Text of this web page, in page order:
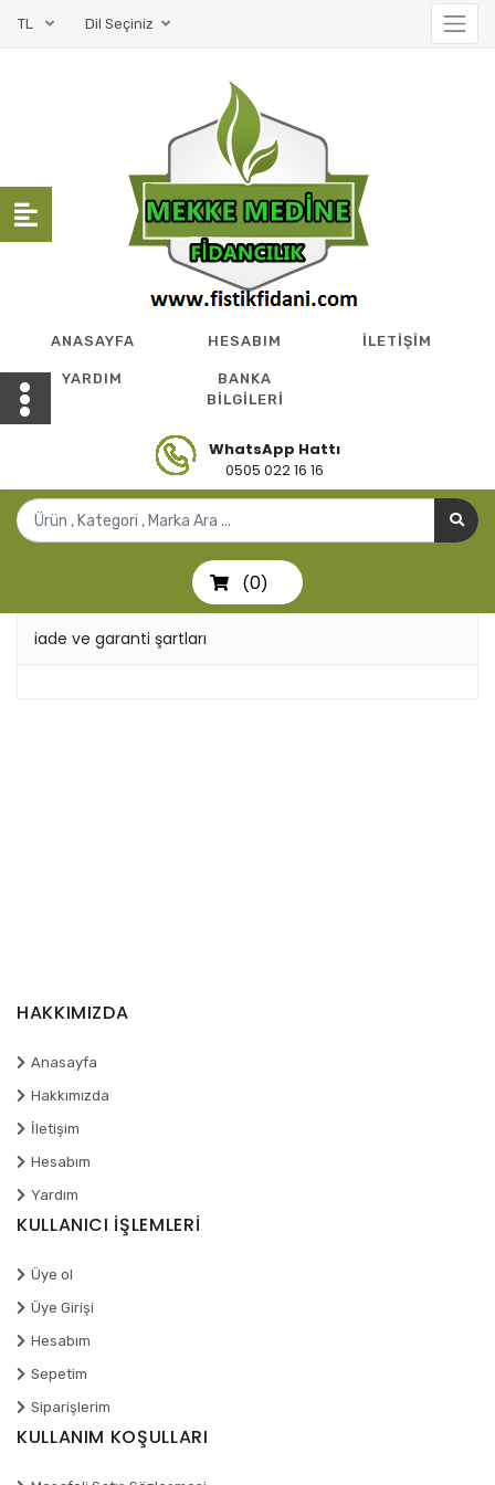
TL Dil Seçiniz
ANASAYFA HESABIM İLETİŞİM
YARDIM
BANKA
BİLGİLERİ
WhatsApp Hattı
0505 022 16 16
(0)
iade ve garanti şartları
HAKKIMIZDA
Anasayfa
Hakkımızda
İletişim
Hesabım
Yardım
KULLANICI İŞLEMLERİ
Üye ol
Üye Girişi
Hesabım
Sepetim
Siparişlerim
KULLANIM KOŞULLARI